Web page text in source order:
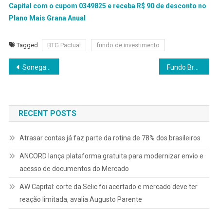
Capital com o cupom 0349825 e receba R$ 90 de desconto no
Plano Mais Grana Anual
Tagged BTG Pactual fundo de investimento
Navegação
Post
Sonegação de aluguéis: Receita rastreará imóveis
RECENT POSTS
Atrasar contas já faz parte da rotina de 78% dos brasileiros
ANCORD lança plataforma gratuita para modernizar envio e
acesso de documentos do Mercado
AW Capital: corte da Selic foi acertado e mercado deve ter
reação limitada, avalia Augusto Parente